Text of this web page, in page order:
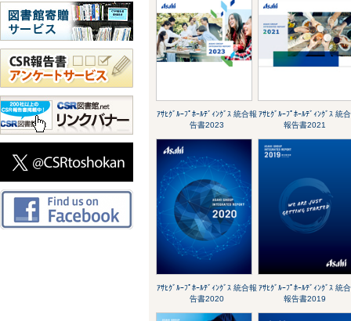
ｱｻﾋｸﾞﾙｰﾌﾟﾎｰﾙﾃﾞｨﾝｸﾞｽ 統合報
告書2023
ｱｻﾋｸﾞﾙｰﾌﾟﾎｰﾙﾃﾞｨﾝｸﾞｽ 統合
報告書2021
ｱｻﾋｸﾞﾙｰﾌﾟﾎｰﾙﾃﾞｨﾝｸﾞｽ 統合報
告書2020
ｱｻﾋｸﾞﾙｰﾌﾟﾎｰﾙﾃﾞｨﾝｸﾞｽ 統合
報告書2019